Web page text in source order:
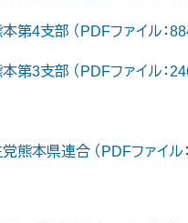
第4支部 （PDFファイル：
第3支部 （PDFファイル：
熊本県連合 （PDFファイル